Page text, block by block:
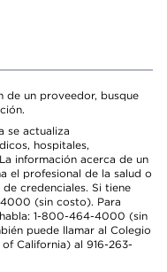
de un proveedor, busque
se actualiza
hospitales,
información acerca de un
el profesional de la salud o
credenciales. Si tiene
(sin costo). Para
1-800-464-4000 (sin
puede llamar al Colegio
California) al 916-263-